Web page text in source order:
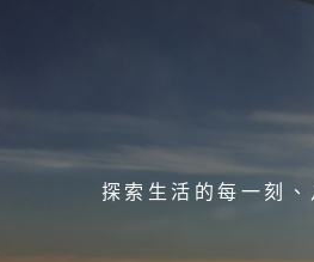
探索生活的每一刻